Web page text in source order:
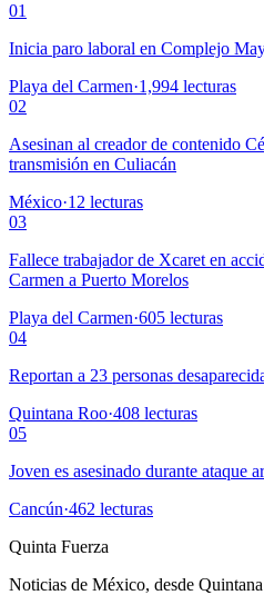
01
Inicia paro laboral en Complejo
Playa del Carmen·1,994 lecturas
02
Asesinan al creador de contenido
transmisión en Culiacán
México·12 lecturas
03
Fallece trabajador de Xcaret en
Carmen a Puerto Morelos
Playa del Carmen·605 lecturas
04
Reportan a 23 personas
Quintana Roo·408 lecturas
05
Joven es asesinado durante ataque
Cancún·462 lecturas
Quinta Fuerza
Noticias de México, desde